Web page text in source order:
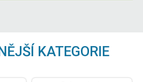
KATEGORIE